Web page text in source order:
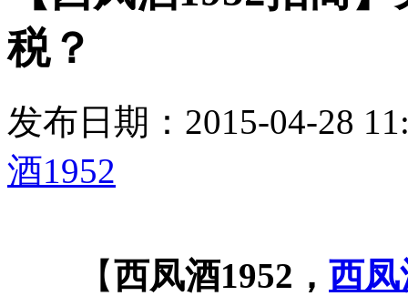
税？
发布日期：2015-04-28
酒1952
【西凤酒1952， 西